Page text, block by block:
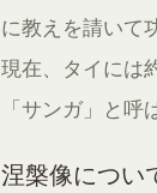
に教えを請いて
現在、タイには
「サンガ」と
涅槃像につい